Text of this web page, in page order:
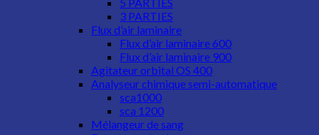
3 PARTIES
Flux d’air laminaire
Flux d’air laminaire 600
Flux d’air laminaire 900
Agitateur orbital OS 400
Analyseur chimique semi-automatique
sca1000
sca 1200
Mélangeur de sang